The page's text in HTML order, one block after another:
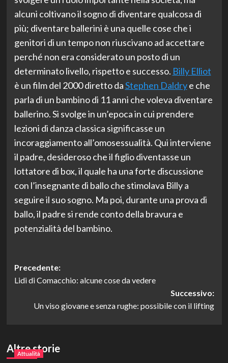
alcuni coltivano il sogno di diventare qualcosa di
più; diventare ballerini è una quelle cose che i
genitori di un tempo non riuscivano ad accettare
perché non era considerato un posto di un
determinato livello, rispetto e successo. Billy Elliot
è un film del 2000 diretto daStephen Daldrye che
parla di un bambino di 11 anni che voleva diventare
ballerino. Si svolge in un’epoca in cui prendere
lezioni di danza classica significasse un
incoraggiamento all’omosessualità. Qui interviene
il padre, desideroso che il figlio diventasse un
lottatore di box, il quale ha una forte discussione
con l’insegnante di ballo che stimolava Billy a
seguire il suo sogno. Ma poi, durante una prova di
ballo, il padre si rende conto della bravura e
potenzialità del bambino.
Navigazione
articolo
Precedente:
Lidi di Comacchio: alcune cose da vedere
Successivo:
Un viso giovane e senza rughe: possibile con il lifting
Altre storie
Attualità